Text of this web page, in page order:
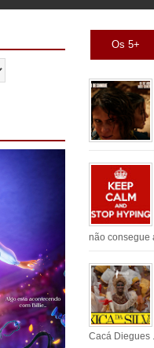
Os 5+
não consegue
Cacá Diegues ...